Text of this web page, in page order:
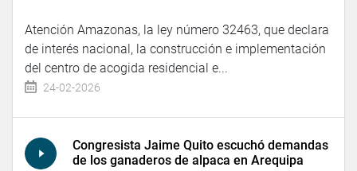
Atención Amazonas, la ley número 32463, que declara
de interés nacional, la construcción e implementación
del centro de acogida residencial e...
24-02-2026
Congresista Jaime Quito escuchó demandas
de los ganaderos de alpaca en Arequipa